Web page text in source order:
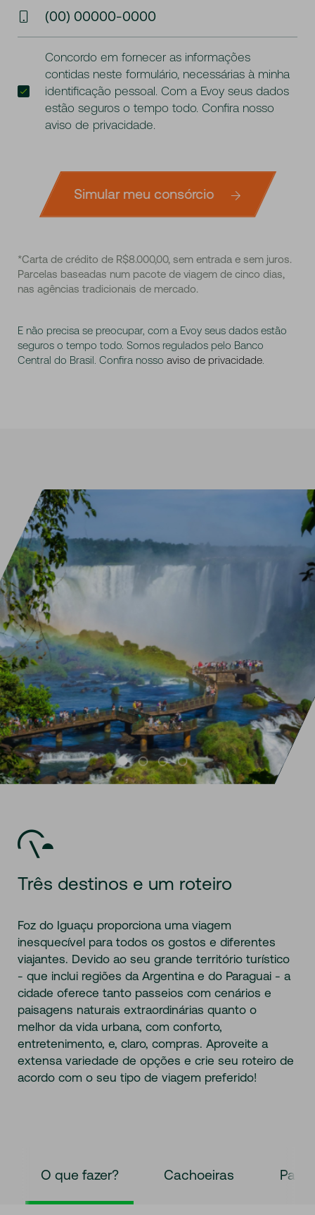
(00) 00000-0000
Concordo em fornecer as informações
contidas neste formulário, necessárias à minha
identificação pessoal. Com a Evoy seus dados
estão seguros o tempo todo. Confira nosso
aviso de privacidade.
Simular meu consórcio
*Carta de crédito de R$8.000,00, sem entrada e sem juros.
Parcelas baseadas num pacote de viagem de cinco dias,
nas agências tradicionais de mercado.
E não precisa se preocupar, com a Evoy seus dados estão
seguros o tempo todo. Somos regulados pelo Banco
Central do Brasil. Confira nosso aviso de privacidade.
Três destinos e um roteiro
Foz do Iguaçu proporciona uma viagem
inesquecível para todos os gostos e diferentes
viajantes. Devido ao seu grande território turístico
- que inclui regiões da Argentina e do Paraguai - a
cidade oferece tanto passeios com cenários e
paisagens naturais extraordinárias quanto o
melhor da vida urbana, com conforto,
entretenimento, e, claro, compras. Aproveite a
extensa variedade de opções e crie seu roteiro de
acordo com o seu tipo de viagem preferido!
O que fazer? Cachoeiras